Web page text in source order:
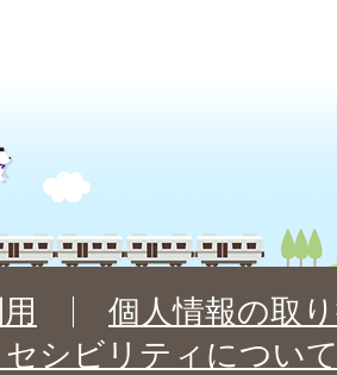
個人情報の取
シビリティについ